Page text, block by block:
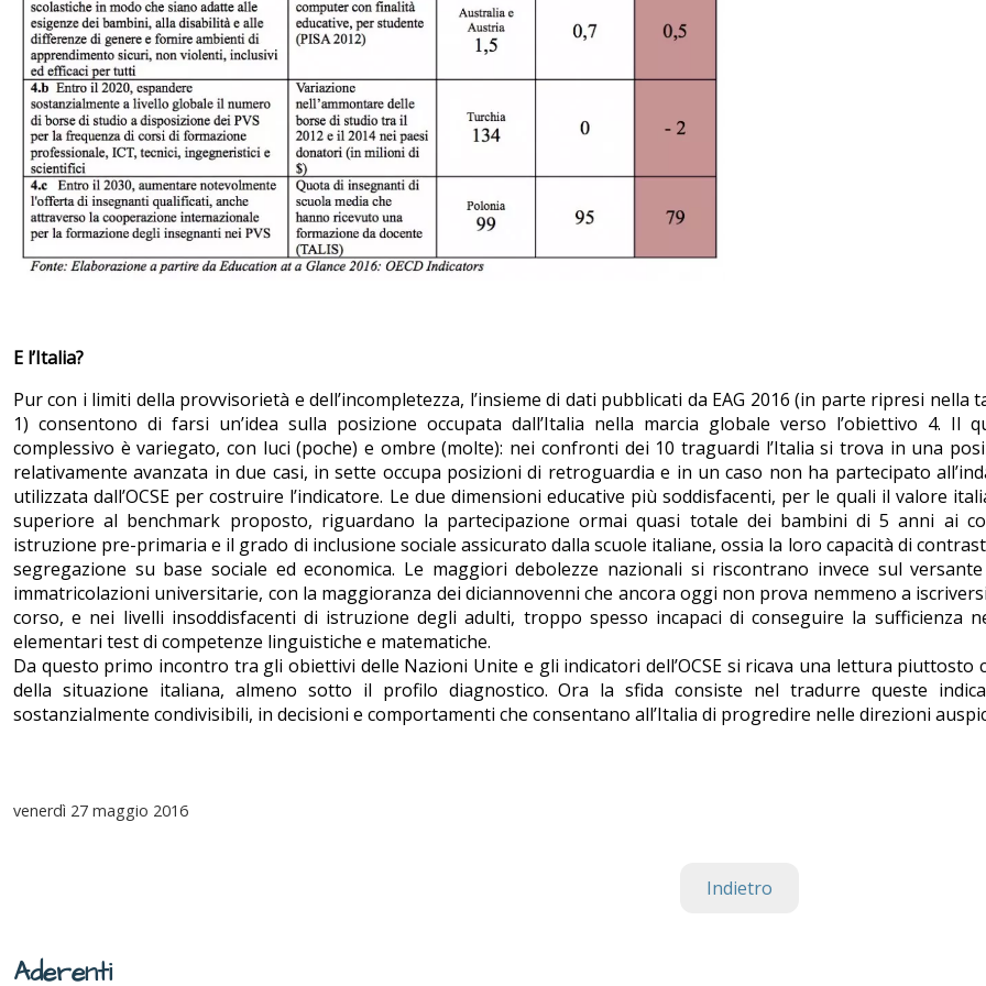
E l’Italia?
Pur con i limiti della provvisorietà e dell’incompletezza, l’insieme di dati pubblicati da EAG 2016 (in parte ripresi nella
1) consentono di farsi un’idea sulla posizione occupata dall’Italia nella marcia globale verso l’obiettivo 4. Il
complessivo è variegato, con luci (poche) e ombre (molte): nei confronti dei 10 traguardi l’Italia si trova in una
relativamente avanzata in due casi, in sette occupa posizioni di retroguardia e in un caso non ha partecipato
utilizzata dall’OCSE per costruire l’indicatore. Le due dimensioni educative più soddisfacenti, per le quali il valore
superiore al benchmark proposto, riguardano la partecipazione ormai quasi totale dei bambini di 5 anni ai
istruzione pre-primaria e il grado di inclusione sociale assicurato dalla scuole italiane, ossia la loro capacità di
segregazione su base sociale ed economica. Le maggiori debolezze nazionali si riscontrano invece sul
immatricolazioni universitarie, con la maggioranza dei diciannovenni che ancora oggi non prova nemmeno a
corso, e nei livelli insoddisfacenti di istruzione degli adulti, troppo spesso incapaci di conseguire la sufficienza
elementari test di competenze linguistiche e matematiche.
Da questo primo incontro tra gli obiettivi delle Nazioni Unite e gli indicatori dell’OCSE si ricava una lettura piuttosto
della situazione italiana, almeno sotto il profilo diagnostico. Ora la sfida consiste nel tradurre queste
sostanzialmente condivisibili, in decisioni e comportamenti che consentano all’Italia di progredire nelle direzioni
venerdì 27 maggio 2016
Indietro
Aderenti